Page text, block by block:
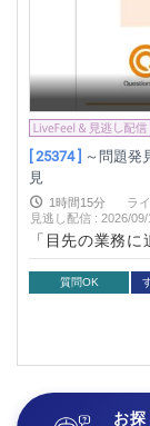
[ 25374 ] ～問題発
見
1時間15分 ラ
見逃し配信 :2026/
「目先の業務
「与えられた問
い」そんな声を
質問OK
お